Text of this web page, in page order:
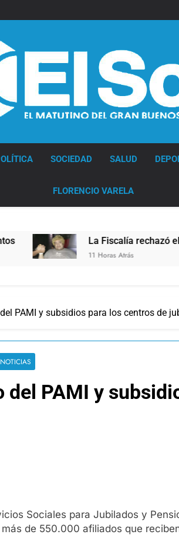
SOCIEDAD SALUD
FLORENCIO VARELA
La Fiscalía rechazó el
11 Horas Atrás
PAMI y subsidios para los centros de
PAMI y
Sociales para Jubilados y
de 550.000 afiliados que